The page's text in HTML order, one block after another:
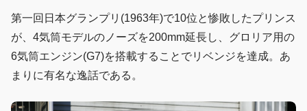
第一回日本グランプリ(1963年)で10位と惨敗したプリンス
が、4気筒モデルのノーズを200mm延長し、グロリア用の
6気筒エンジン(G7)を搭載することでリベンジを達成。あ
まりに有名な逸話である。